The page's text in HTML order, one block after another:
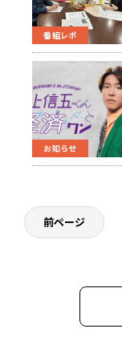
番組レポ
お知らせ
前ページ